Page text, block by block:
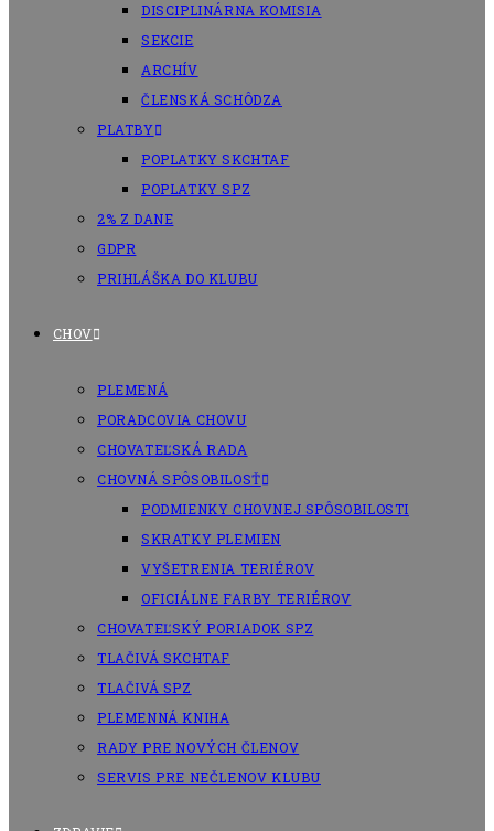
DISCIPLINÁRNA KOMISIA
SEKCIE
ARCHÍV
ČLENSKÁ SCHÔDZA
PLATBY
POPLATKY SKCHTAF
POPLATKY SPZ
2% Z DANE
GDPR
PRIHLÁŠKA DO KLUBU
CHOV
PLEMENÁ
PORADCOVIA CHOVU
CHOVATEĽSKÁ RADA
CHOVNÁ SPÔSOBILOSŤ
PODMIENKY CHOVNEJ SPÔSOBILOSTI
SKRATKY PLEMIEN
VYŠETRENIA TERIÉROV
OFICIÁLNE FARBY TERIÉROV
CHOVATEĽSKÝ PORIADOK SPZ
TLAČIVÁ SKCHTAF
TLAČIVÁ SPZ
PLEMENNÁ KNIHA
RADY PRE NOVÝCH ČLENOV
SERVIS PRE NEČLENOV KLUBU